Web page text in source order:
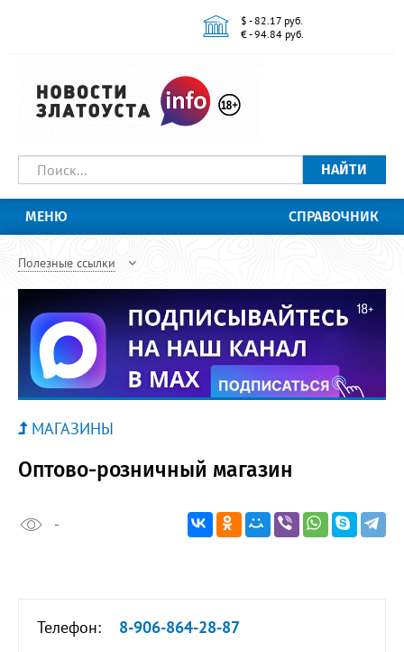
$ - 82.17 руб.
€ - 94.84 руб.
НАЙТИ
МЕНЮ СПРАВОЧНИК
Полезные ссылки
МАГАЗИНЫ
Оптово-розничный магазин
-
Телефон:
8-906-864-28-87